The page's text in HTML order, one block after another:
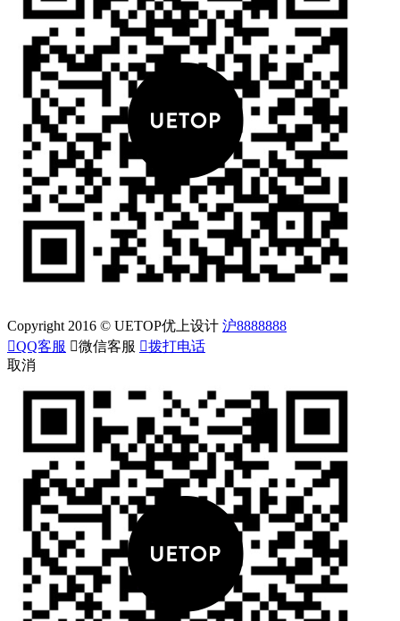
Copyright 2016 © UETOP优上设计 沪8888888
QQ客服 微信客服 拨打电话
取消